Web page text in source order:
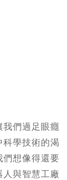
我們過足眼癮
科學技術的渴
們想像得還要
與智慧工廠